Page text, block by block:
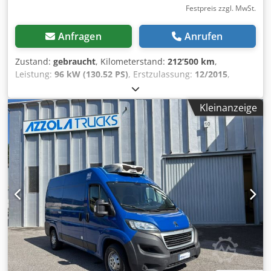
Länge 314 cm, Breite im Radbereich 125 cm, Höhe 170 cm.
Festpreis zzgl. MwSt.
Anfragen Anrufen
Zustand: gebraucht, Kilometerstand: 212’500 km,
Leistung: 96 kW (130.52 PS), Erstzulassung: 12/2015,
, Leergewicht:
Gesamtgewicht:3’500 kg, Radstand:4’035 mm, nächste
Prüfung (TÜV):
03/2028, Kraftstoff: Diesel, Getriebetyp:
mechanisch, Emissionsklasse: Euro5
, Anzahl der
Sitzplätze:3, Gesamtlänge: 6’363 mm , Gesamtbreite:
2’050
, Ausstattung:Klimaanlage,
Kühlaggregat, elektrisch verstellbarer Spiegel, elektrische
Fensterheberregelung, 2,3, 130 Multijet, L5 H2,
Frischdienst - Kühlfahrzeug, ThermoKing V300 bis + 1°C,
Kühlung springt an - jedoch keine Kühlleistung,
Gesamtgewicht 3500 kg, Gesamtlänge 6363 mm, Radstand
4035 mm, 6 Gang, EURO 5, elektrische Fensterheber,
elektrische Außenspiegel, Klima, Verkauf im Auftrag!
deutsche Zulassung km-Stand lt. Tacho Fahrzeug wird
bevorzugt an Gewerbetreibende oder Export verkauft,
Kleinanzeige